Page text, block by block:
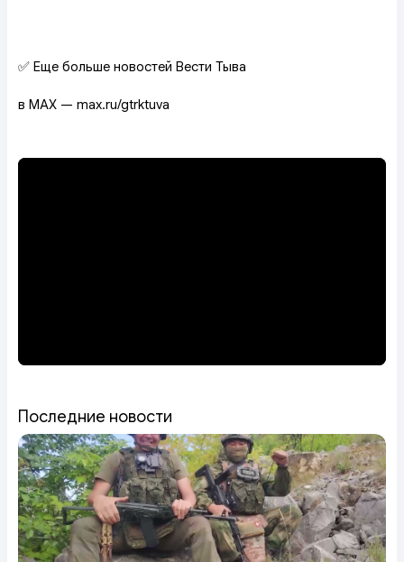
✅ Еще больше новостей Вести Тыва
в MAX — max.ru/gtrktuva
Последние новости